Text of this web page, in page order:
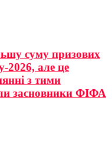
суму призових
2026, але це
з тими
засновники ФІФА